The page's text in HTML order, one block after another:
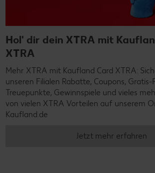
Hol' dir dein XTRA mit
XTRA
Mehr XTRA mit Kaufland Card XTRA:
unseren Filialen Rabatte, Coupons, Gratis-
Treuepunkte, Gewinnspiele und vieles
von vielen XTRA Vorteilen auf unserem
Kaufland.de
Jetzt mehr erfahren